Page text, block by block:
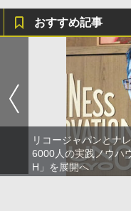
おすすめ記事
リコージャパンとナ
6000人の実践ノウハ
H」を展開へ